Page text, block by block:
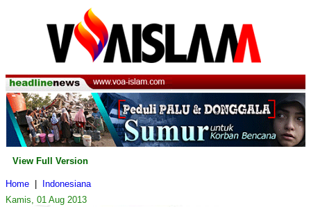
View Full Version
Home
Indonesiana
Kamis, 01 Aug 2013